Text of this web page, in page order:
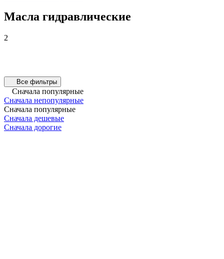
Масла гидравлические
2
Все фильтры
Сначала популярные
Сначала непопулярные
Сначала популярные
Сначала дешевые
Сначала дорогие